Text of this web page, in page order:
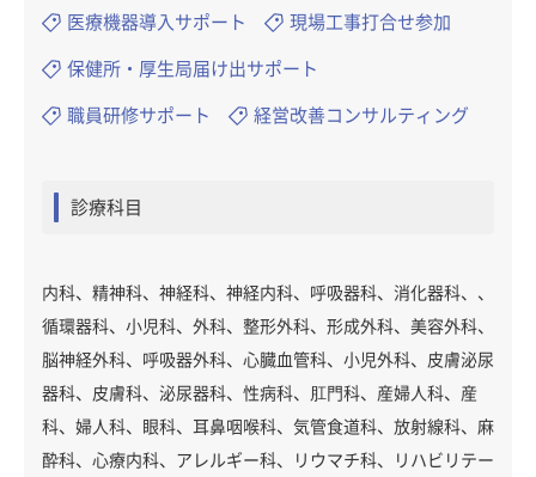
医療機器導入サポート 現場工事打合せ参加
保健所・厚生局届け出サポート
職員研修サポート 経営改善コンサルティング
診療科目
内科、精神科、神経科、神経内科、呼吸器科、消化器科、、
循環器科、小児科、外科、整形外科、形成外科、美容外科、
脳神経外科、呼吸器外科、心臓血管科、小児外科、皮膚泌尿
器科、皮膚科、泌尿器科、性病科、肛門科、産婦人科、産
科、婦人科、眼科、耳鼻咽喉科、気管食道科、放射線科、麻
酔科、心療内科、アレルギー科、リウマチ科、リハビリテー